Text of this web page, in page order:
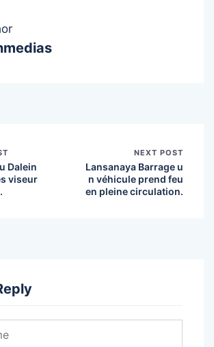
Dalein
viseur
NEXT POST
Lansanaya Barrage u
n véhicule prend feu
en pleine circulation.